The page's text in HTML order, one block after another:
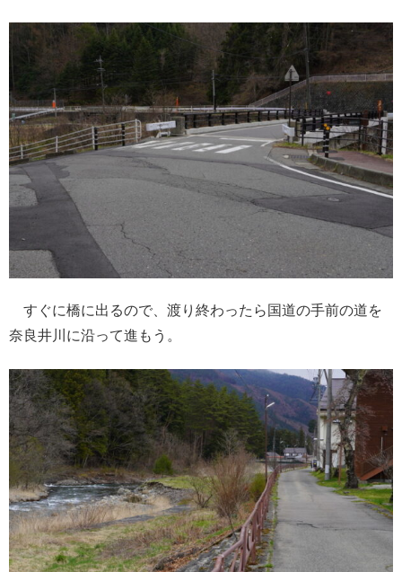
すぐに橋に出るので、渡り終わったら国道の手前の道を
奈良井川に沿って進もう。